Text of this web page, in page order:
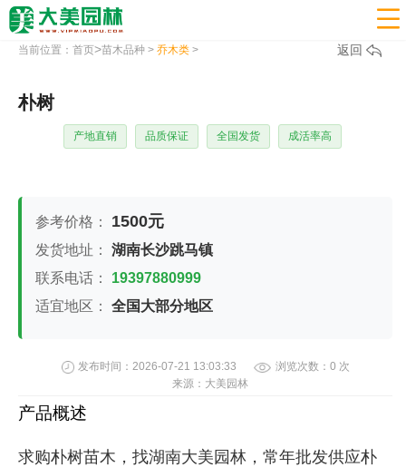

当前位置： 首页>苗木品种> 乔木类> 返回
朴树
产地直销 品质保证 全国发货 成活率高
参考价格： 1500元
发货地址：
湖南长沙跳马镇
联系电话：
19397880999
适宜地区：
全国大部分地区
发布时间：2026-07-21 13:03:33 浏览次数： 0 次
来源： 大美园林
产品概述
求购朴树苗木，找湖南大美园林，常年批发供应朴